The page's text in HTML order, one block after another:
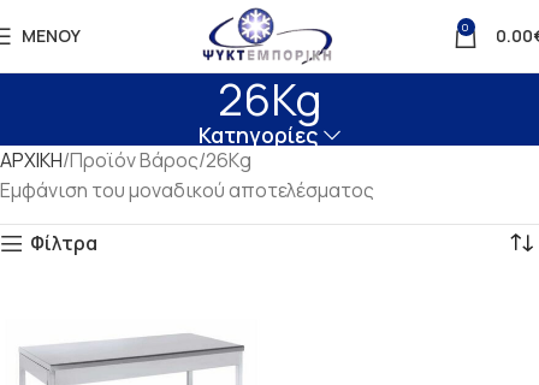
ΜΕΝΟΎ 0 0.00
26Kg
Κατηγορίες
ΑΡΧΙΚΗ Προϊόν Βάρος 26Kg
Εμφάνιση του μοναδικού αποτελέσματος
Φίλτρα